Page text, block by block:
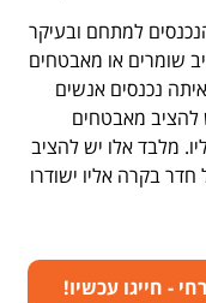
למתחם ובעיקר
שומרים או מאבטחים
נכנסים אנשים
להציב מאבטחים
מלבד אלו יש להציב
בקרה אליו ישודרו
- חייגו עכשיו!